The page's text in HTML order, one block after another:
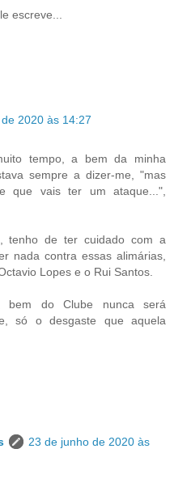
escreve...
2020 às 14:27
tempo, a bem da minha
sempre a dizer-me, "mas
que vais ter um ataque...",
tenho de ter cuidado com a
nada contra essas alimárias,
Lopes e o Rui Santos.
do Clube nunca será
só o desgaste que aquela
23 de junho de 2020 às